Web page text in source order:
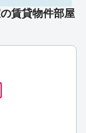
賃貸物件部屋